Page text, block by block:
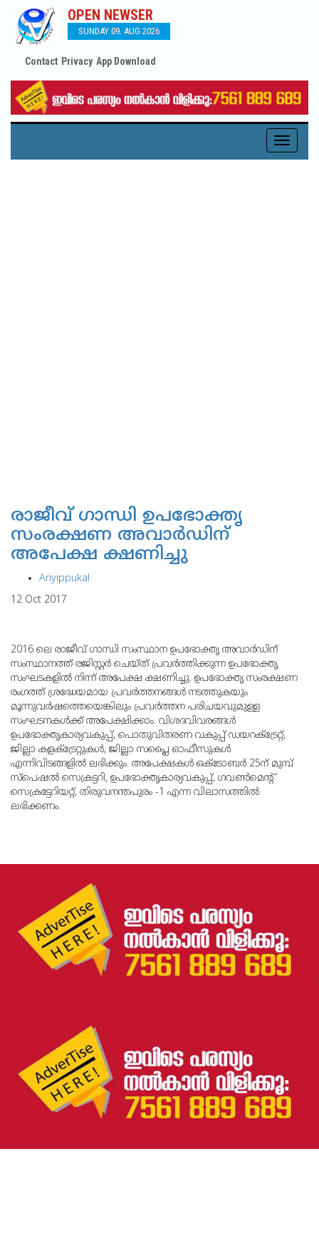
OPEN NEWSER
SUNDAY 09. AUG 2026
Contact Privacy App Download
Toggle
രാജീവ് ഗാന്ധി ഉപഭോക്തൃ
സംരക്ഷണ അവാര്‍ഡിന്
അപേക്ഷ ക്ഷണിച്ചു
Ariyippukal
12 Oct 2017
2016 ലെ രാജീവ് ഗാന്ധി സംസ്ഥാന ഉപഭോക്തൃ അവാര്‍ഡിന്
സംസ്ഥാനത്ത് രജിസ്റ്റര്‍ ചെയ്ത് പ്രവര്‍ത്തിക്കുന്ന ഉപഭോക്തൃ
സംഘടകളില്‍ നിന്ന് അപേക്ഷ ക്ഷണിച്ചു. ഉപഭോക്തൃ സംരക്ഷണ
രംഗത്ത് ശ്രദ്ധേയമായ പ്രവര്‍ത്തനങ്ങള്‍ നടത്തുകയും
മൂന്നുവര്‍ഷത്തെയെങ്കിലും പ്രവര്‍ത്തന പരിചയവുമുള്ള
സംഘടനകള്‍ക്ക് അപേക്ഷിക്കാം. വിശദവിവരങ്ങള്‍
ഉപഭോക്തൃകാര്യവകുപ്പ്, പൊതുവിതരണ വകുപ്പ് ഡയറക്ട്രേറ്റ്,
ജില്ലാ കളക്ട്രേറ്റുകള്‍, ജില്ലാ സപ്ലൈ ഓഫീസുകള്‍
എന്നിവിടങ്ങളില്‍ ലഭിക്കും. അപേക്ഷകള്‍ ഒക്ടോബര്‍ 25ന് മുമ്പ്
സ്‌പെഷല്‍ സെക്രട്ടറി, ഉപഭോക്തൃകാര്യവകുപ്പ്, ഗവണ്‍മെന്റ്
സെക്രട്ടേറിയറ്റ്, തിരുവനന്തപുരം -1 എന്ന വിലാസത്തില്‍
ലഭിക്കണം.